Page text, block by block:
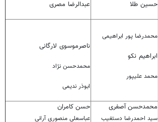
حسین طلا
عبدالرضا مصری
محمدرضا پور ابراهیمی
ابراهیم نکو
محمد علیپور
ناصرموسوی لارگانی
محمدحسن نژاد
ابوذر ندیمی
محمدحسن آصفری
سید احمدرضا دستغیب
حسن کامران
عباسعلی منصوری آرانی